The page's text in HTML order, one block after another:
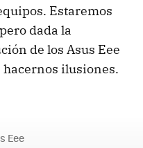
Estaremos
dada la
de los Asus Eee
ilusiones.
Eee